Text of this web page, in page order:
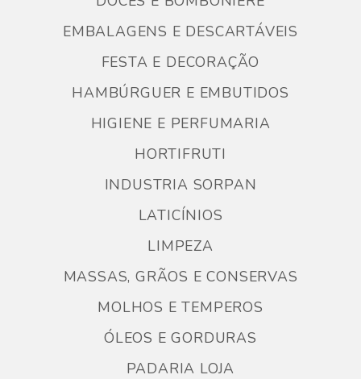
EMBALAGENS E DESCARTÁVEIS
FESTA E DECORAÇÃO
HAMBÚRGUER E EMBUTIDOS
HIGIENE E PERFUMARIA
HORTIFRUTI
INDUSTRIA SORPAN
LATICÍNIOS
LIMPEZA
MASSAS, GRÃOS E CONSERVAS
MOLHOS E TEMPEROS
ÓLEOS E GORDURAS
PADARIA LOJA